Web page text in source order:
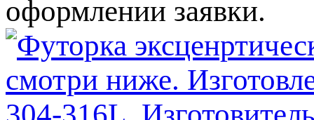
оформлении заявки.